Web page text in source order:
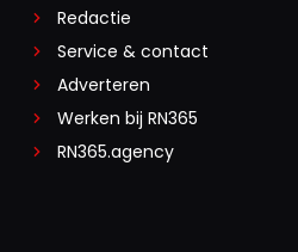
Redactie
Service & contact
Adverteren
Werken bij RN365
RN365.agency